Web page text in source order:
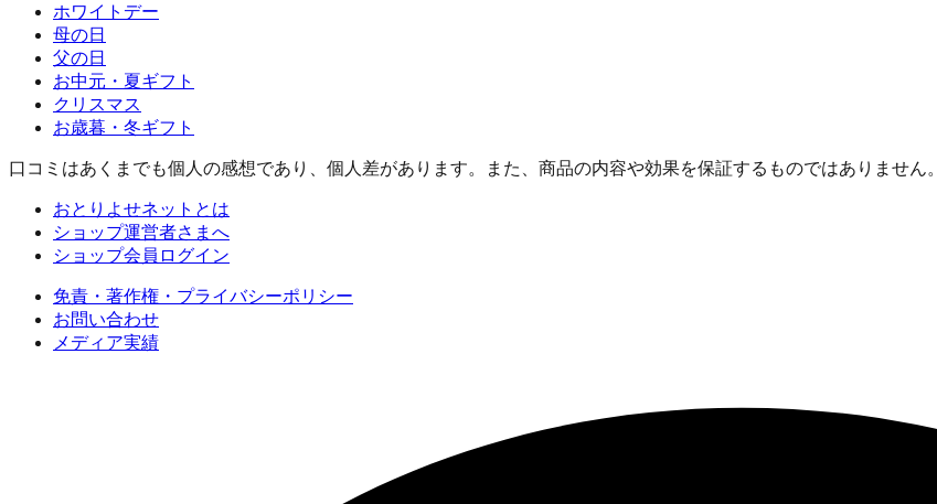
ホワイトデー
母の日
父の日
お中元・夏ギフト
クリスマス
お歳暮・冬ギフト
口コミはあくまでも個人の感想であり、個人差があります。また、商品の内容や効果を保証するものではありません。
おとりよせネットとは
ショップ運営者さまへ
ショップ会員ログイン
免責・著作権・プライバシーポリシー
お問い合わせ
メディア実績